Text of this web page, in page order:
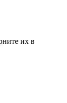
их в